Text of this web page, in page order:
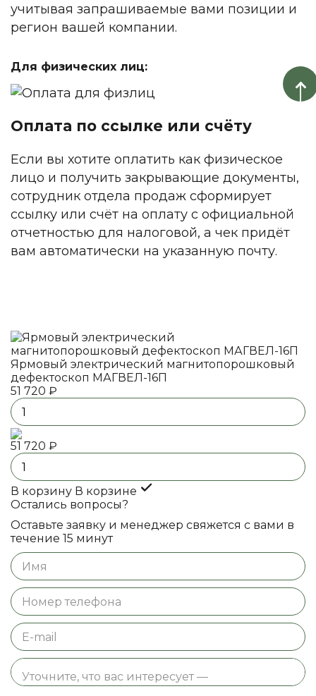
учитывая запрашиваемые вами позиции и
регион вашей компании.
Для физических лиц:
Оплата по ссылке или счёту
Если вы хотите оплатить как физическое
лицо и получить закрывающие документы,
сотрудник отдела продаж сформирует
ссылку или счёт на оплату с официальной
отчетностью для налоговой, а чек придёт
вам автоматически на указанную почту.
Ярмовый электрический магнитопорошковый
дефектоскоп МАГВЕЛ-16П
51 720 ₽
51 720 ₽
В корзину В корзине
Остались вопросы?
Оставьте заявку и менеджер свяжется с вами в
течение 15 минут